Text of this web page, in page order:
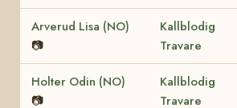
Arverud Lisa (NO)
📷
Kallblodig
Travare
Holter Odin (NO)
📷
Kallblodig
Travare